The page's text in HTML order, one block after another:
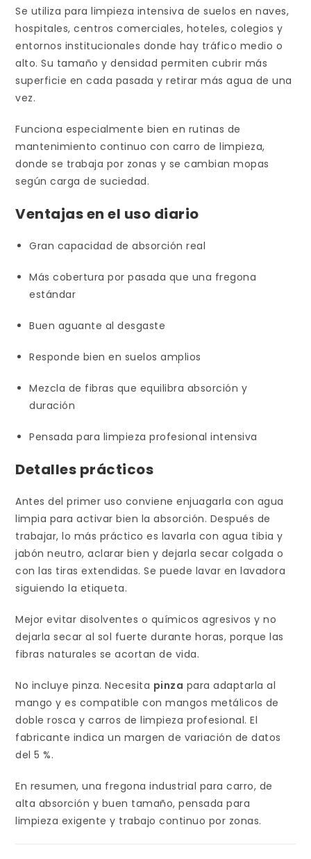
Se utiliza para limpieza intensiva de suelos en naves,
hospitales, centros comerciales, hoteles, colegios y
entornos institucionales donde hay tráfico medio o
alto. Su tamaño y densidad permiten cubrir más
superficie en cada pasada y retirar más agua de una
vez.
Funciona especialmente bien en rutinas de
mantenimiento continuo con carro de limpieza,
donde se trabaja por zonas y se cambian mopas
según carga de suciedad.
Ventajas en el uso diario
Gran capacidad de absorción real
Más cobertura por pasada que una fregona
estándar
Buen aguante al desgaste
Responde bien en suelos amplios
Mezcla de fibras que equilibra absorción y
duración
Pensada para limpieza profesional intensiva
Detalles prácticos
Antes del primer uso conviene enjuagarla con agua
limpia para activar bien la absorción. Después de
trabajar, lo más práctico es lavarla con agua tibia y
jabón neutro, aclarar bien y dejarla secar colgada o
con las tiras extendidas. Se puede lavar en lavadora
siguiendo la etiqueta.
Mejor evitar disolventes o químicos agresivos y no
dejarla secar al sol fuerte durante horas, porque las
fibras naturales se acortan de vida.
No incluye pinza. Necesita pinza para adaptarla al
mango y es compatible con mangos metálicos de
doble rosca y carros de limpieza profesional. El
fabricante indica un margen de variación de datos
del 5 %.
En resumen, una fregona industrial para carro, de
alta absorción y buen tamaño, pensada para
limpieza exigente y trabajo continuo por zonas.